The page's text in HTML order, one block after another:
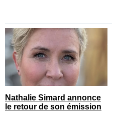
Nathalie Simard annonce
le retour de son émission